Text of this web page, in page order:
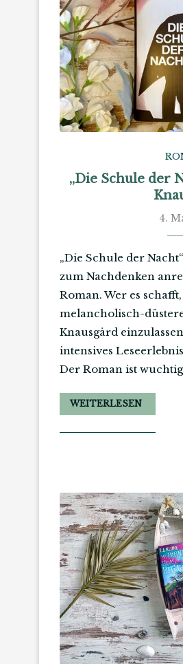
„Die Schule der
4.
„Die Schule der
zum Nachdenken
Roman. Wer es
melancholisch-
Knausgård
intensives
Der Roman ist
WEITERLESEN